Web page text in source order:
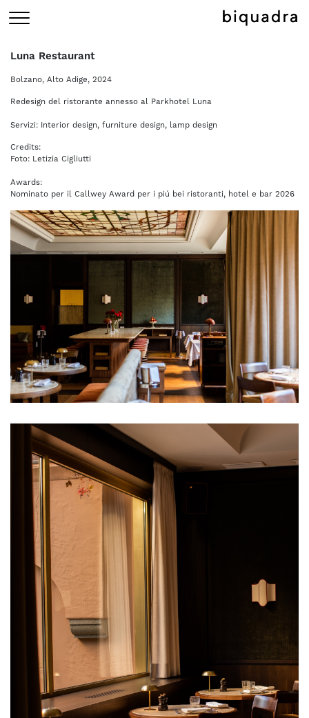
Luna Restaurant
Bolzano, Alto Adige, 2024
Redesign del ristorante annesso al Parkhotel Luna
Servizi: Interior design, furniture design, lamp design
Credits:
Foto: Letizia Cigliutti
Awards:
Nominato per il Callwey Award per i piú bei ristoranti, hotel e bar 2026